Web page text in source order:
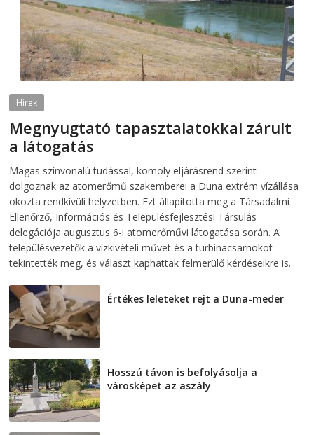
Hírek
Megnyugtató tapasztalatokkal zárult
a látogatás
Magas színvonalú tudással, komoly eljárásrend szerint
dolgoznak az atomerőmű szakemberei a Duna extrém vízállása
okozta rendkívüli helyzetben. Ezt állapította meg a Társadalmi
Ellenőrző, Információs és Településfejlesztési Társulás
delegációja augusztus 6-i atomerőművi látogatása során. A
településvezetők a vízkivételi művet és a turbinacsarnokot
tekintették meg, és választ kaphattak felmerülő kérdéseikre is.
Értékes leleteket rejt a Duna-meder
Hosszú távon is befolyásolja a
városképet az aszály